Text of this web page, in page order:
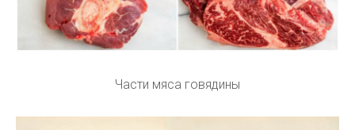
Части мяса говядины